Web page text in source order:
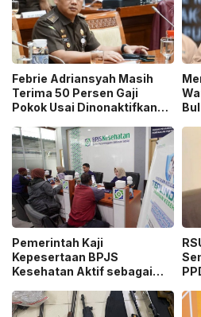
Febrie Adriansyah Masih
Terima 50 Persen Gaji
Pokok Usai Dinonaktifkan
ASN Dihentikan!
Pemerintah Kaji
Kepesertaan BPJS
Kesehatan Aktif sebagai
hingga SIM!